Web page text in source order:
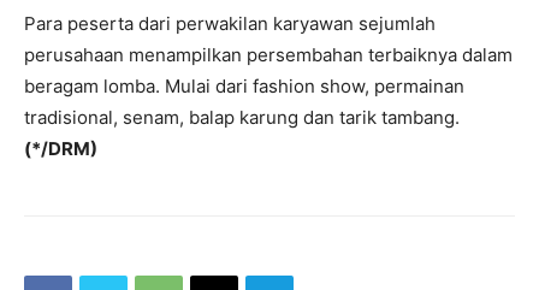
Para peserta dari perwakilan karyawan sejumlah
perusahaan menampilkan persembahan terbaiknya dalam
beragam lomba. Mulai dari fashion show, permainan
tradisional, senam, balap karung dan tarik tambang.
(*/DRM)